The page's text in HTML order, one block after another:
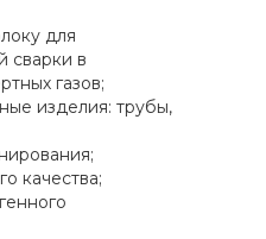
для
сварки в
газов;
изделия: трубы,
качества;